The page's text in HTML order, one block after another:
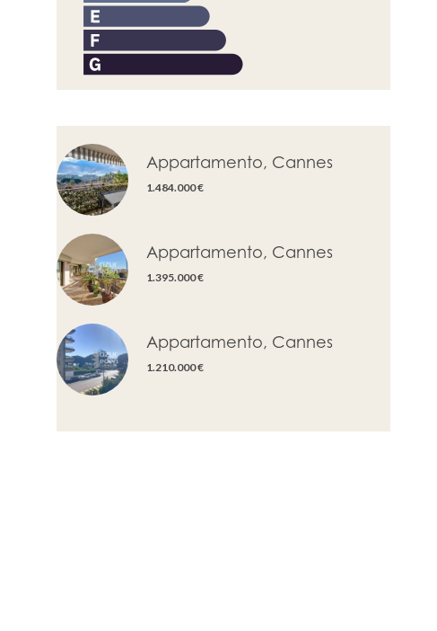
Appartamento, Cannes
1.484.000 €
Appartamento, Cannes
1.395.000 €
Appartamento, Cannes
1.210.000 €